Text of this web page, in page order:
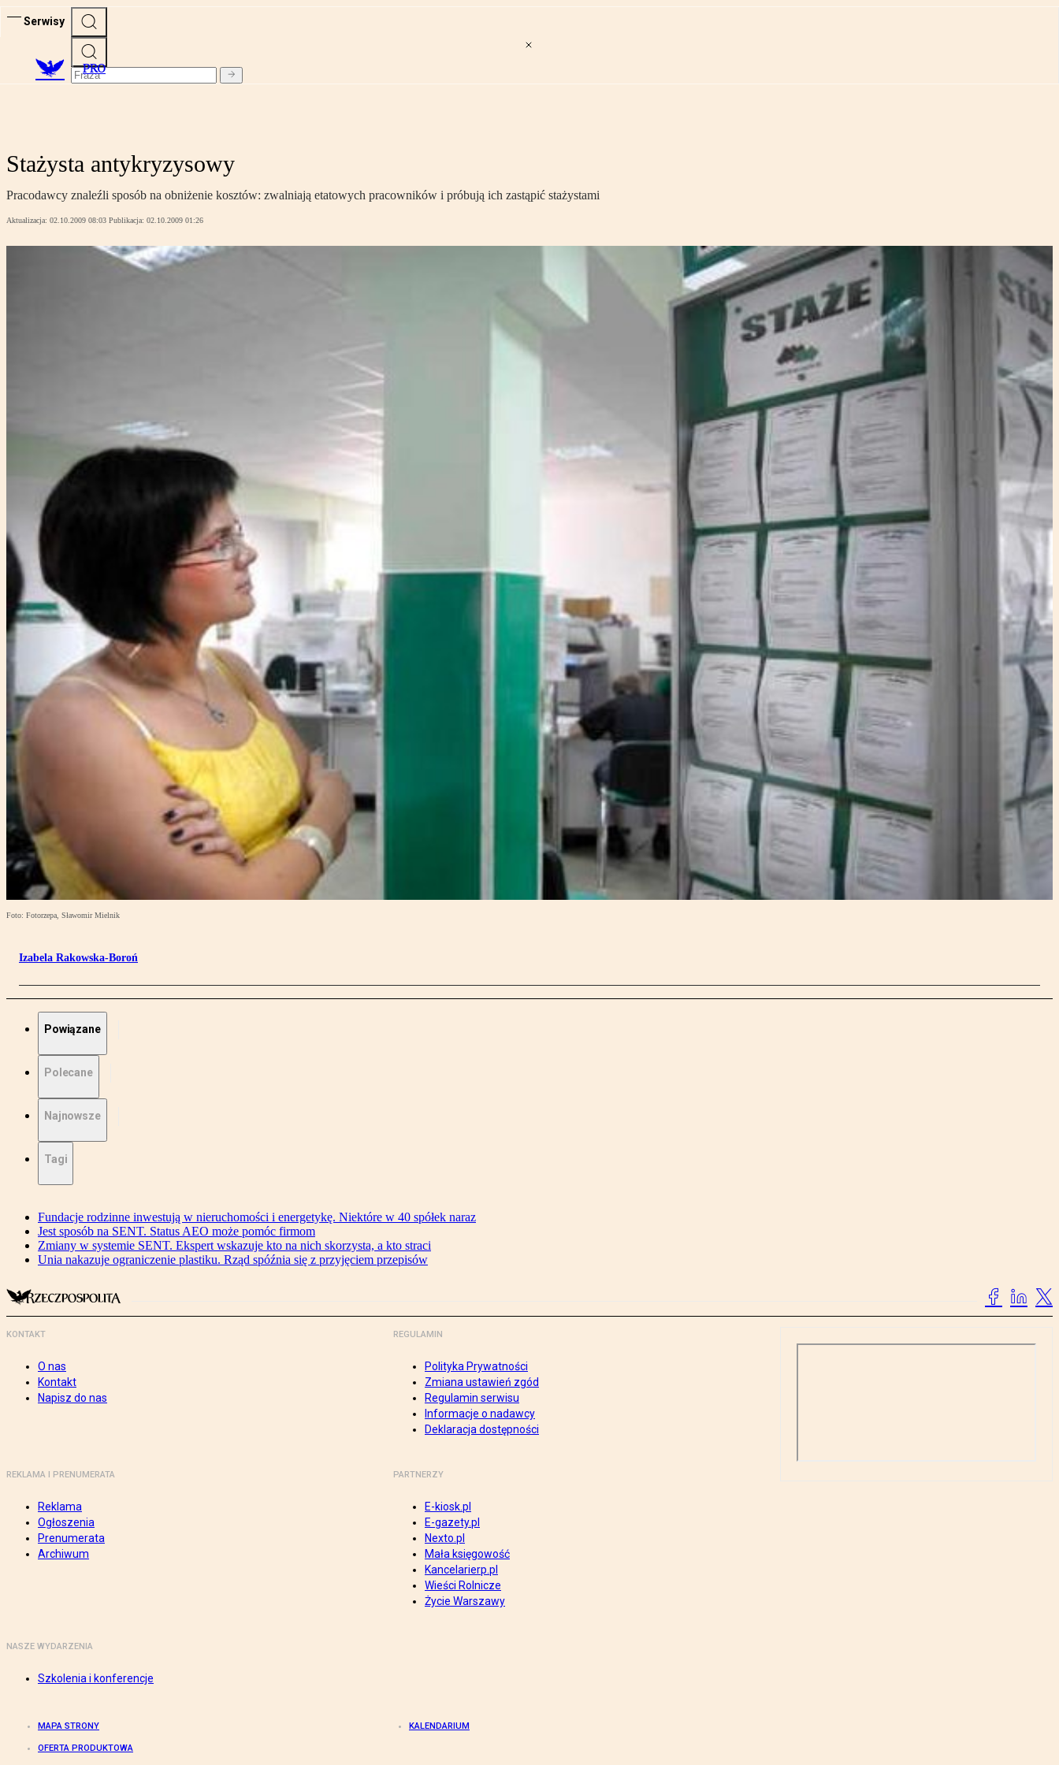
Serwisy
PRO
Stażysta antykryzysowy
Pracodawcy znaleźli sposób na obniżenie kosztów: zwalniają etatowych pracowników i próbują ich zastąpić stażystami
Aktualizacja: 02.10.2009 08:03 Publikacja: 02.10.2009 01:26
Foto: Fotorzepa, Sławomir Mielnik
Izabela Rakowska-Boroń
Powiązane
Polecane
Najnowsze
Tagi
Fundacje rodzinne inwestują w nieruchomości i energetykę. Niektóre w 40 spółek naraz
Jest sposób na SENT. Status AEO może pomóc firmom
Zmiany w systemie SENT. Ekspert wskazuje kto na nich skorzysta, a kto straci
Unia nakazuje ograniczenie plastiku. Rząd spóźnia się z przyjęciem przepisów
KONTAKT
O nas
Kontakt
Napisz do nas
REGULAMIN
Polityka Prywatności
Zmiana ustawień zgód
Regulamin serwisu
Informacje o nadawcy
Deklaracja dostępności
REKLAMA I PRENUMERATA
Reklama
Ogłoszenia
Prenumerata
Archiwum
PARTNERZY
E-kiosk.pl
E-gazety.pl
Nexto.pl
Mała księgowość
Kancelarierp.pl
Wieści Rolnicze
Życie Warszawy
NASZE WYDARZENIA
Szkolenia i konferencje
MAPA STRONY KALENDARIUM
OFERTA PRODUKTOWA